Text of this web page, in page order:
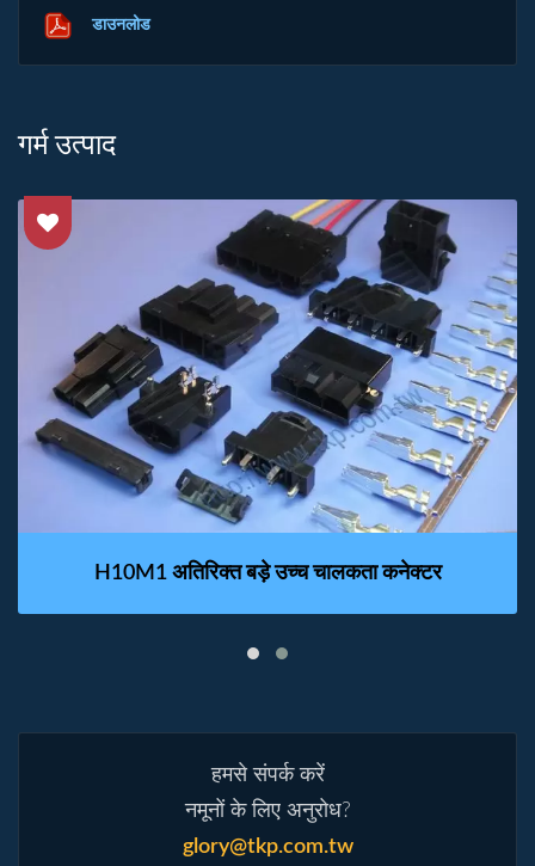
डाउनलोड
गर्म उत्पाद
H10M1 अतिरिक्त बड़े उच्च चालकता कनेक्टर
हमसे संपर्क करें
नमूनों के लिए अनुरोध?
glory@tkp.com.tw